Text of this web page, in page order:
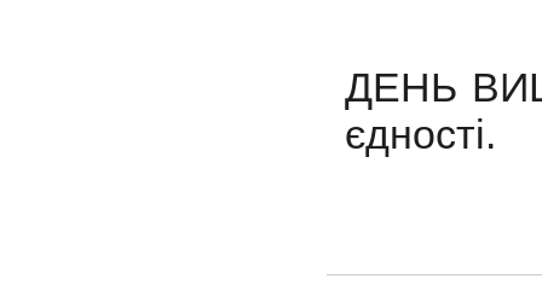
ДЕНЬ
єдності.